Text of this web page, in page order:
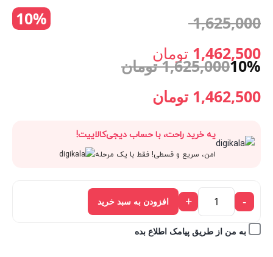
بود.
فعلی:
10% 1,625,000
اصلی: 1,462,500 تومان
1,462,500 تومان.
10%
1,625,000 تومان
قیمت
1,625,000 تومان
بود.
1,462,500 تومان
فعلی:
1,462,500 تومان.
یه خرید راحت، با حساب دیجی‌کالاییت!
امن، سریع و قسطی! فقط با یک مرحله
-
+ افزودن به سبد خرید
به من از طریق پیامک اطلاع بده